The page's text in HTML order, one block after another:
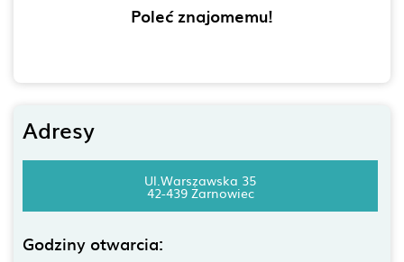
Poleć znajomemu!
Adresy
Ul.Warszawska 35
42-439 Żarnowiec
Godziny otwarcia: